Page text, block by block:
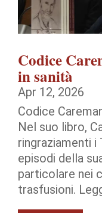
Codice
in sanità
Apr 12, 2026
Codice
Nel suo libro,
ringraziamenti i
episodi della
particolare nei
trasfusioni.